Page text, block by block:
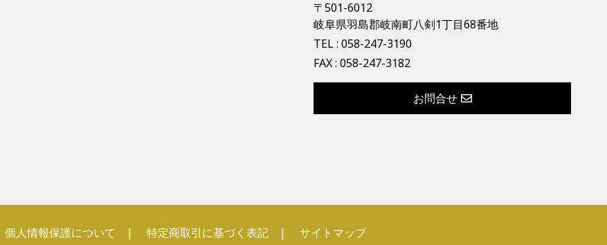
〒501-6012
岐阜県羽島郡岐南町八剣1丁目68番地
TEL : 058-247-3190
FAX : 058-247-3182
お問合せ
個人情報保護について 特定商取引に基づく表記 サイトマップ